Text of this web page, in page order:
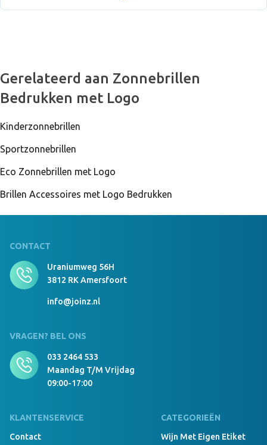
Gerelateerd aan Zonnebrillen
Bedrukken met Logo
Kinderzonnebrillen
Sportzonnebrillen
Eco Zonnebrillen met Logo
Brillen Accessoires met Logo Bedrukken
CONTACT
Uraniumweg 56H
3812 RK Amersfoort
info@joinz.nl
VRAGEN? BEL ONS
033 2464 533
Maandag T/m Vrijdag
09:00-17:00
KLANTENSERVICE
Contact
CATEGORIEËN
Wijn Met Eigen Etiket